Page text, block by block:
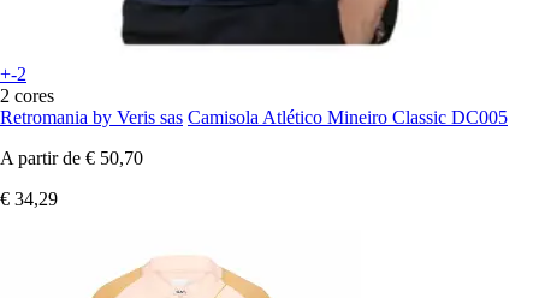
+-2
2 cores
Retromania by Veris sas Camisola Atlético Mineiro Classic DC005
A partir de € 50,70
€ 34,29